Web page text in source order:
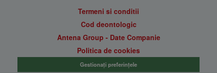
Termeni si conditii
Cod deontologic
Antena Group - Date Companie
Politica de cookies
Gestionați preferințele